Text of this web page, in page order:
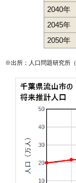
2040年
2045年
2050年
※出所：人口問題研究所（